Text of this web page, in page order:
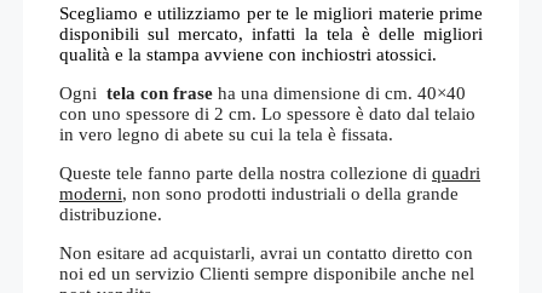
Scegliamo e utilizziamo per te le migliori materie prime
disponibili sul mercato, infatti la tela è delle migliori
qualità e la stampa avviene con inchiostri atossici.
Ogni tela con frase ha una dimensione di cm. 40×40
con uno spessore di 2 cm. Lo spessore è dato dal telaio
in vero legno di abete su cui la tela è fissata.
Queste tele fanno parte della nostra collezione di quadri
moderni, non sono prodotti industriali o della grande
distribuzione.
Non esitare ad acquistarli, avrai un contatto diretto con
noi ed un servizio Clienti sempre disponibile anche nel